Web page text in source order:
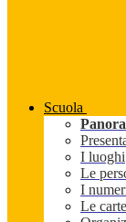
Scuola
I luoghi
Le
I
Le